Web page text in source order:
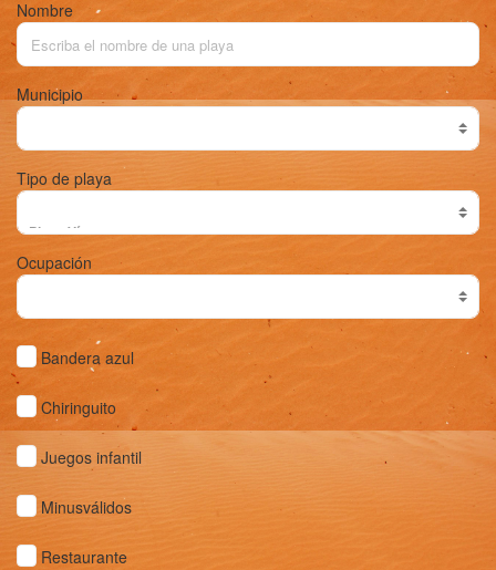
Nombre
Municipio
Tipo de playa
Ocupación
Bandera azul
Chiringuito
Juegos infantil
Minusválidos
Restaurante